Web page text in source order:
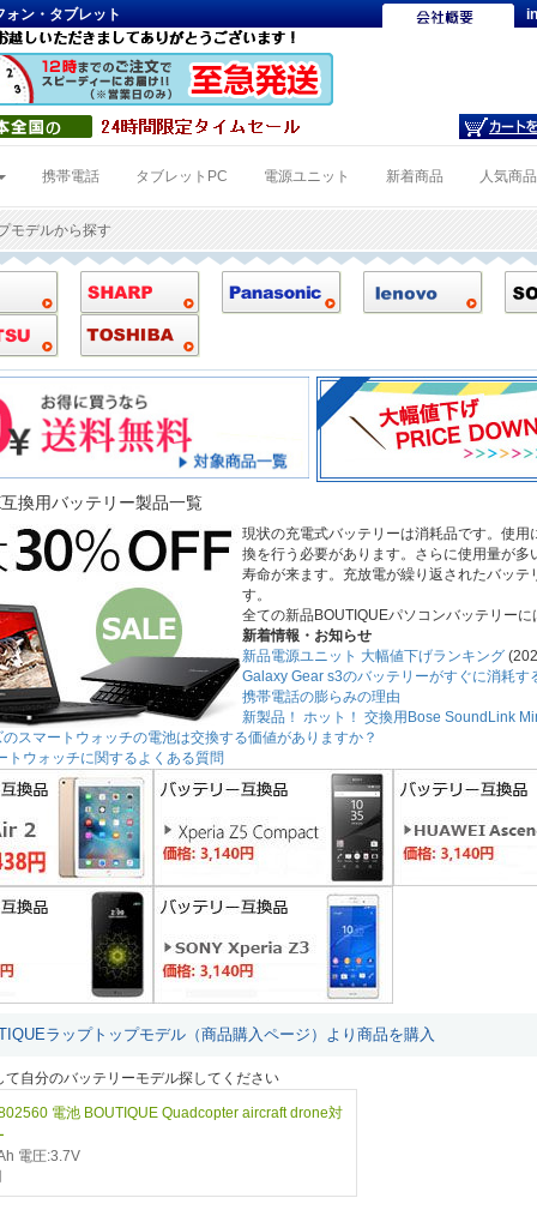
ン・タブレット
携帯電話 タブレットPC 電源ユニット 新着商品 人気商品
モデルから探す
換用バッテリー製品一覧
現状の充電式バッテリーは消耗品です。使
換を行う必要があります。さらに使用量が
寿命が来ます。充放電が繰り返されたバッ
す。
全ての新品BOUTIQUEパソコンバッテリー
新着情報・お知らせ
新品電源ユニット 大幅値下げランキング
Galaxy Gear s3のバッテリーがすぐに消耗す
携帯電話の膨らみの理由
新製品！ ホット！ 交換用Bose SoundLink
スマートウォッチの電池は交換する価値がありますか？
トウォッチに関するよくある質問
ラップトップモデル（商品購入ページ）より商品を購入
て自分のバッテリーモデル探してください
電池 BOUTIQUE Quadcopter aircraft drone対
電圧:3.7V